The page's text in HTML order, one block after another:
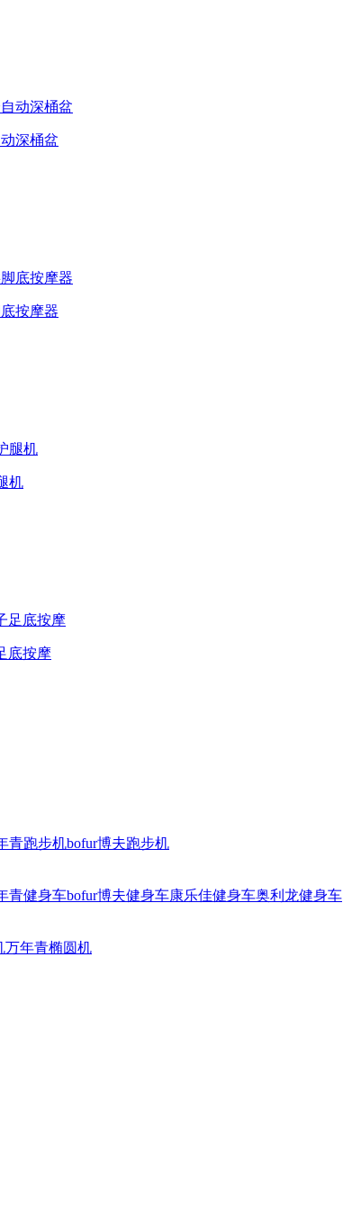
深桶盆
按摩器
机
底按摩
青跑步机bofur博夫跑步机
青健身车bofur博夫健身车康乐佳健身车奥利龙健身车
万年青椭圆机